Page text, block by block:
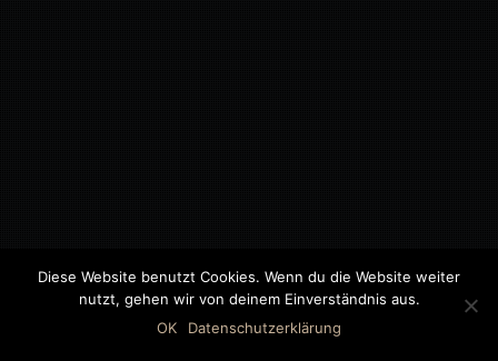
©2018 MWB – MOTORWAGEN BERNAU GMBH
Diese Website benutzt Cookies. Wenn du die Website weiter
nutzt, gehen wir von deinem Einverständnis aus.
OK
Datenschutzerklärung